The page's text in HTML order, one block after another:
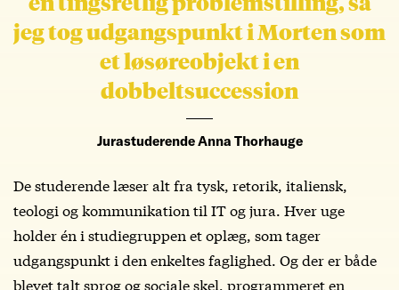
jeg tog udgangspunkt i Morten som
et løsøreobjekt i en
dobbeltsuccession
Jurastuderende Anna Thorhauge
De studerende læser alt fra tysk, retorik, italiensk,
teologi og kommunikation til IT og jura. Hver uge
holder én i studiegruppen et oplæg, som tager
udgangspunkt i den enkeltes faglighed. Og der er både
blevet talt sprog og sociale skel, programmeret en